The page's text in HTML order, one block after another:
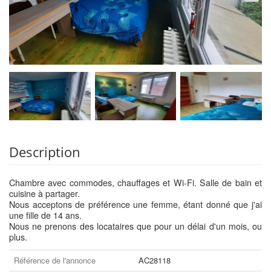
Description
Chambre avec commodes, chauffages et Wi-Fi. Salle de bain et
cuisine à partager.
Nous acceptons de préférence une femme, étant donné que j'ai
une fille de 14 ans.
Nous ne prenons des locataires que pour un délai d'un mois, ou
plus.
Référence de l'annonce
AC28118